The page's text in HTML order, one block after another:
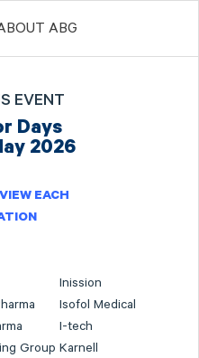
ABG
EVENT
Days
2026
EACH
Inission
Isofol Medical
I-tech
Group Karnell